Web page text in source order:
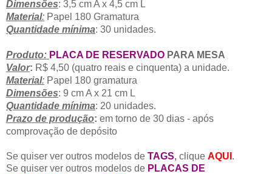
Dimensões: 3,5 cm A x 4,5 cm L
Material: Papel 180 Gramatura
Quantidade mínima: 30 unidades.
Produto: PLACA DE RESERVADO PARA MESA
Valor: R$ 4,50 (quatro reais e cinquenta) a unidade.
Material: Papel 180 gramatura
Dimensões: 9 cm A x 21 cm L
Quantidade mínima: 20 unidades.
Prazo de produção: em torno de 30 dias - após
comprovação de depósito
Se quiser ver outros modelos de TAGS, clique AQUI .
Se quiser ver outros modelos de PLACAS DE